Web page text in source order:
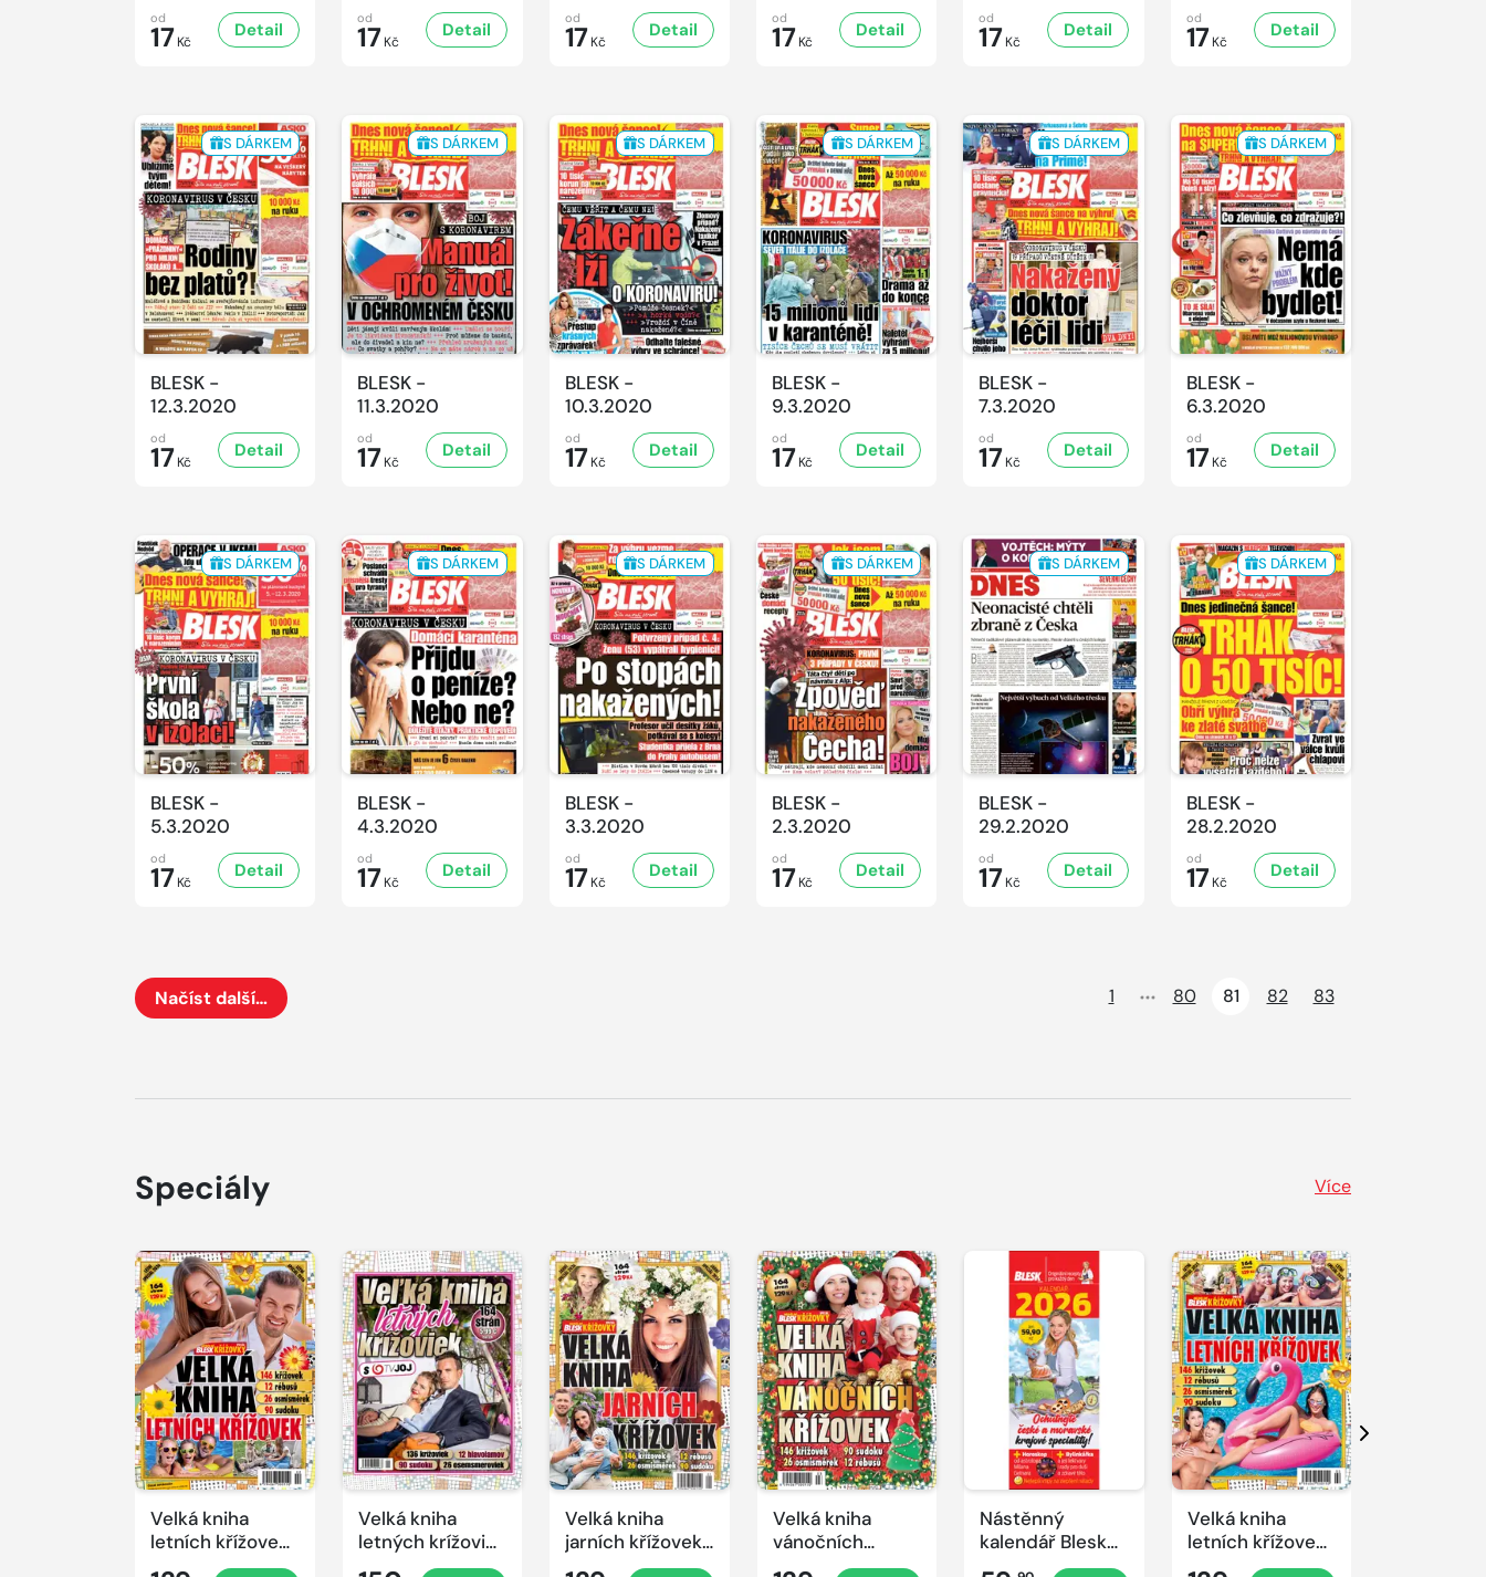
od
17 Kč
Detail
od
17 Kč
Detail
od
17Kč
Detail
od
17 Kč
Detail
od
17 Kč
Detail
od
17Kč
Detail
S DÁRKEM
BLESK -
12.3.2020
od
17 Kč
Detail
S DÁRKEM
BLESK -
11.3.2020
od
17 Kč
Detail
S DÁRKEM
BLESK -
10.3.2020
od
17Kč
Detail
S DÁRKEM
BLESK -
9.3.2020
od
17 Kč
Detail
S DÁRKEM
BLESK -
7.3.2020
od
17 Kč
Detail
S DÁRKEM
BLESK -
6.3.2020
od
17Kč
Detail
S DÁRKEM
BLESK -
5.3.2020
od
17 Kč
Detail
S DÁRKEM
BLESK -
4.3.2020
od
17 Kč
Detail
S DÁRKEM
BLESK -
3.3.2020
od
17Kč
Detail
S DÁRKEM
BLESK -
2.3.2020
od
17 Kč
Detail
S DÁRKEM
BLESK -
29.2.2020
od
17 Kč
Detail
S DÁRKEM
BLESK -
28.2.2020
od
17Kč
Detail
Načíst další…
1 80 81 82 83
Speciály Více
Velká kniha
letních křížovek
Velká kniha
letných krížoviek
s TV JOJ 2026
Velká kniha
jarních křížovek
Velká kniha
vánočních
křížovek 2025
Nástěnný
kalendář Blesk
extra na rok
Velká kniha
letních křížovek
Další